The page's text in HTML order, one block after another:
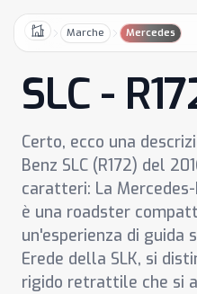
HomeMarche Mercedes
SLC -
Certo, ecco una
Benz SLC (R172) del
caratteri: La Mercedes-
è una roadster
un'esperienza di guida
Erede della SLK, si
rigido retrattile che si